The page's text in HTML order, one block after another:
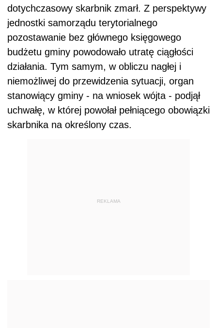
dotychczasowy skarbnik zmarł. Z perspektywy
jednostki samorządu terytorialnego
pozostawanie bez głównego księgowego
budżetu gminy powodowało utratę ciągłości
działania. Tym samym, w obliczu nagłej i
niemożliwej do przewidzenia sytuacji, organ
stanowiący gminy - na wniosek wójta - podjął
uchwałę, w której powołał pełniącego obowiązki
skarbnika na określony czas.
REKLAMA